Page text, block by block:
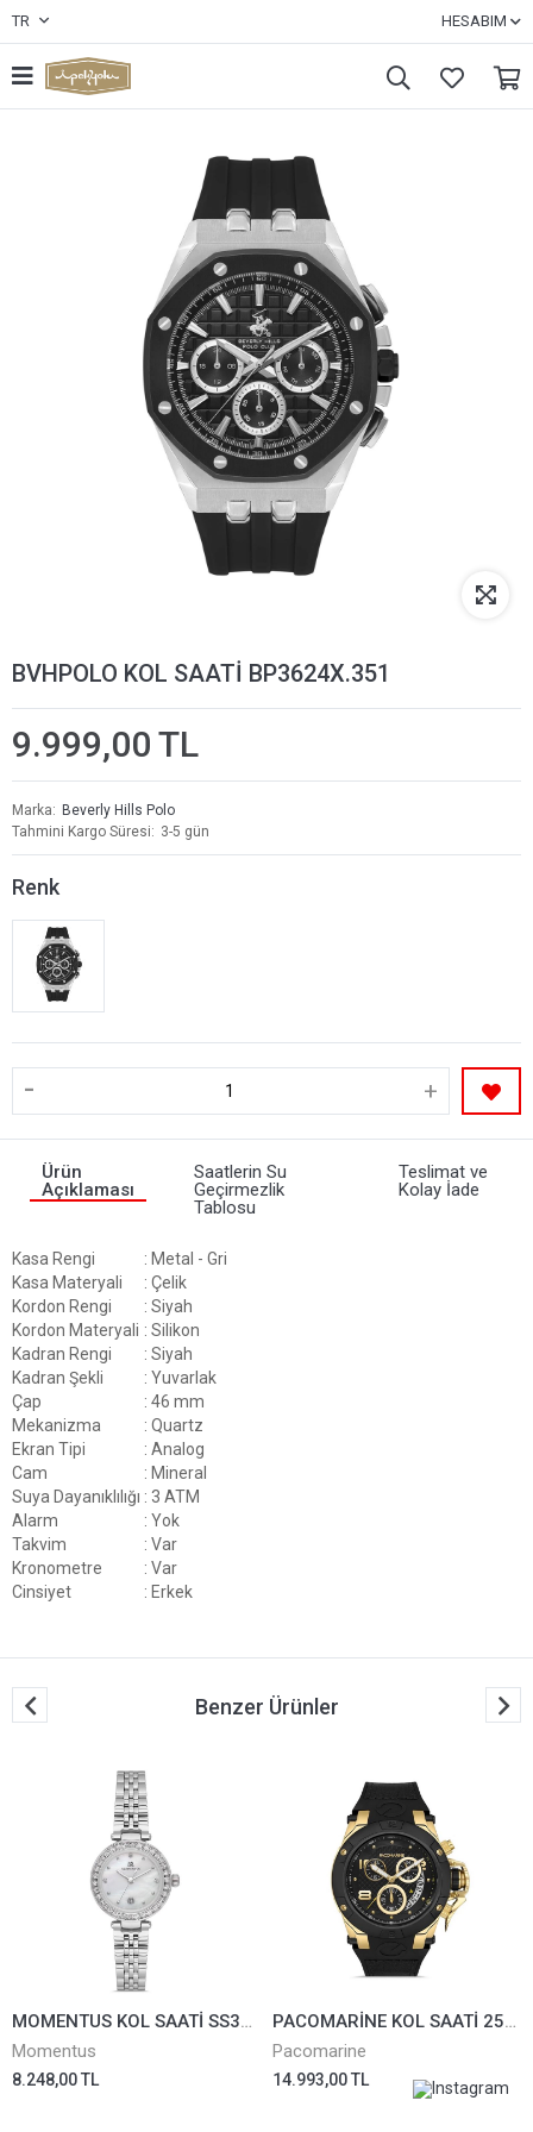
TR HESABIM
BVHPOLO KOL SAATİ BP3624X.351
9.999,00 TL
Marka
Beverly Hills Polo
Tahmini Kargo Süresi
3-5 gün
Renk
- +
Ürün
Açıklaması
Saatlerin Su
Geçirmezlik
Tablosu
Teslimat ve
Kolay İade
Kasa Rengi
: Metal - Gri
Kasa Materyali
: Çelik
Kordon Rengi
: Siyah
Kordon Materyali : Silikon
Kadran Rengi
: Siyah
Kadran Şekli
: Yuvarlak
Çap
: 46 mm
Mekanizma
: Quartz
Ekran Tipi
: Analog
Cam
: Mineral
Suya Dayanıklılığı : 3 ATM
Alarm
: Yok
Takvim
: Var
Kronometre
: Var
Cinsiyet
: Erkek
Benzer Ürünler
MOMENTUS KOL SAATİ SS395S-09SS
Momentus
8.248,00 TL
PACOMARİNE KOL SAATİ 25163-03
Pacomarine
14.993,00 TL